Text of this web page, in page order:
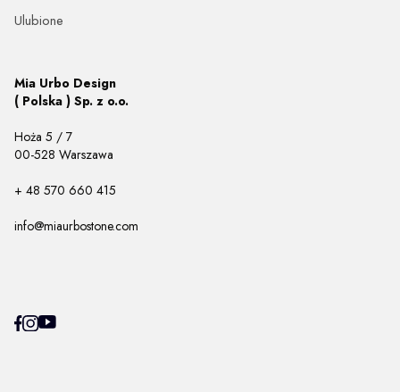
Ulubione
Mia Urbo Design
( Polska ) Sp. z o.o.
Hoża 5 / 7
00-528 Warszawa
+ 48 570 660 415
info@miaurbostone.com